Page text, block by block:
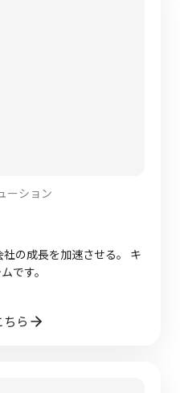
ーション
の成長を加速させる。 キ
です。
ら